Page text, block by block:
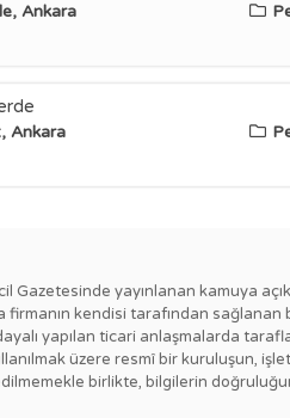
Ankara
Ankara
yayınlanan kamuya
kendisi tarafından
yapılan ticari anlaşmalarda
üzere resmî bir kuruluşun,
birlikte, bilgilerin doğruluğunu,